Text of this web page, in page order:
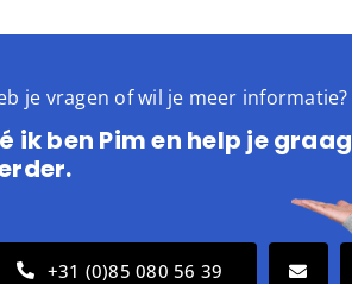
je vragen of wil je meer informatie?
ik ben Pim en help je graag
+31 (0)85 080 56 39